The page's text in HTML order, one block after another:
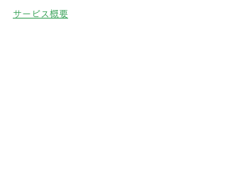
サービス概要